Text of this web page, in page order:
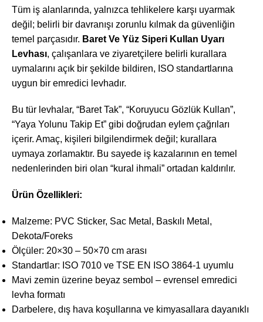
Tüm iş alanlarında, yalnızca tehlikelere karşı uyarmak
değil; belirli bir davranışı zorunlu kılmak da güvenliğin
temel parçasıdır. Baret Ve Yüz Siperi Kullan Uyarı
Levhası, çalışanlara ve ziyaretçilere belirli kurallara
uymalarını açık bir şekilde bildiren, ISO standartlarına
uygun bir emredici levhadır.
Bu tür levhalar, “Baret Tak”, “Koruyucu Gözlük Kullan”,
“Yaya Yolunu Takip Et” gibi doğrudan eylem çağrıları
içerir. Amaç, kişileri bilgilendirmek değil; kurallara
uymaya zorlamaktır. Bu sayede iş kazalarının en temel
nedenlerinden biri olan “kural ihmali” ortadan kaldırılır.
Ürün Özellikleri:
Malzeme: PVC Sticker, Sac Metal, Baskılı Metal,
Dekota/Foreks
Ölçüler: 20×30 – 50×70 cm arası
Standartlar: ISO 7010 ve TSE EN ISO 3864-1 uyumlu
Mavi zemin üzerine beyaz sembol – evrensel emredici
levha formatı
Darbelere, dış hava koşullarına ve kimyasallara dayanıklı